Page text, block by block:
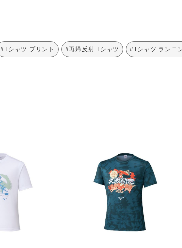
#Tシャツ プリント #再帰反射 Tシャツ #Tシャツ ランニ